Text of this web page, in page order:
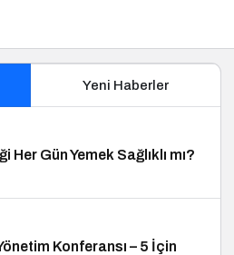
Yeni Haberler
Her Gün Yemek Sağlıklı mı?
Konferansı – 5 İçin